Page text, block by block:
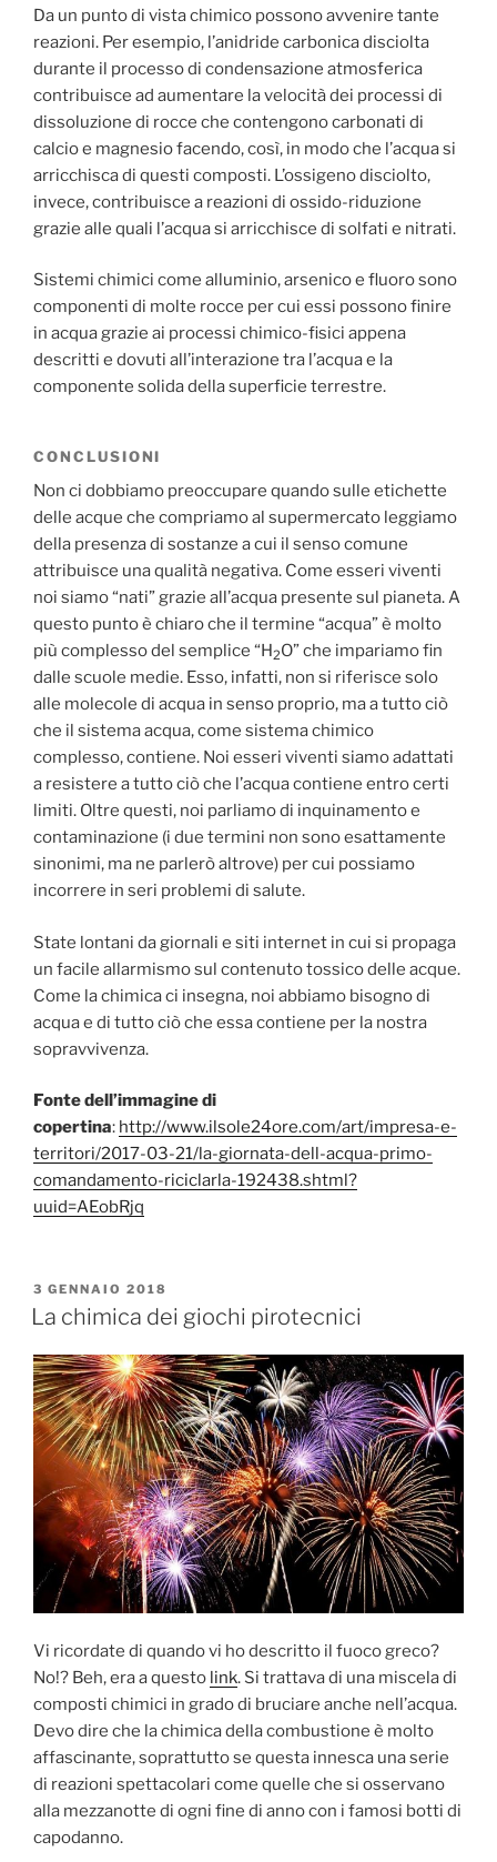
Da un punto di vista chimico possono avvenire tante
reazioni. Per esempio, l’anidride carbonica disciolta
durante il processo di condensazione atmosferica
contribuisce ad aumentare la velocità dei processi di
dissoluzione di rocce che contengono carbonati di
calcio e magnesio facendo, così, in modo che l’acqua si
arricchisca di questi composti. L’ossigeno disciolto,
invece, contribuisce a reazioni di ossido-riduzione
grazie alle quali l’acqua si arricchisce di solfati e nitrati.
Sistemi chimici come alluminio, arsenico e fluoro sono
componenti di molte rocce per cui essi possono finire
in acqua grazie ai processi chimico-fisici appena
descritti e dovuti all’interazione tra l’acqua e la
componente solida della superficie terrestre.
CONCLUSIONI
Non ci dobbiamo preoccupare quando sulle etichette
delle acque che compriamo al supermercato leggiamo
della presenza di sostanze a cui il senso comune
attribuisce una qualità negativa. Come esseri viventi
noi siamo “nati” grazie all’acqua presente sul pianeta. A
questo punto è chiaro che il termine “acqua” è molto
più complesso del semplice “H2O” che impariamo fin
dalle scuole medie. Esso, infatti, non si riferisce solo
alle molecole di acqua in senso proprio, ma a tutto ciò
che il sistema acqua, come sistema chimico
complesso, contiene. Noi esseri viventi siamo adattati
a resistere a tutto ciò che l’acqua contiene entro certi
limiti. Oltre questi, noi parliamo di inquinamento e
contaminazione (i due termini non sono esattamente
sinonimi, ma ne parlerò altrove) per cui possiamo
incorrere in seri problemi di salute.
State lontani da giornali e siti internet in cui si propaga
un facile allarmismo sul contenuto tossico delle acque.
Come la chimica ci insegna, noi abbiamo bisogno di
acqua e di tutto ciò che essa contiene per la nostra
sopravvivenza.
Fonte dell’immagine di
copertina: http://www.ilsole24ore.com/art/impresa-e-
territori/2017-03-21/la-giornata-dell-acqua-primo-
comandamento-riciclarla-192438.shtml?
uuid=AEobRjq
PUBBLICATO
IL
3 GENNAIO 2018
La chimica dei giochi pirotecnici
Vi ricordate di quando vi ho descritto il fuoco greco?
No!? Beh, era a questo link. Si trattava di una miscela di
composti chimici in grado di bruciare anche nell’acqua.
Devo dire che la chimica della combustione è molto
affascinante, soprattutto se questa innesca una serie
di reazioni spettacolari come quelle che si osservano
alla mezzanotte di ogni fine di anno con i famosi botti di
capodanno.